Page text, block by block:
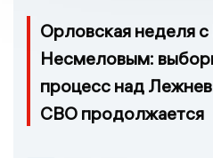
Орловская неделя
Несмеловым:
процесс над
СВО продолжается